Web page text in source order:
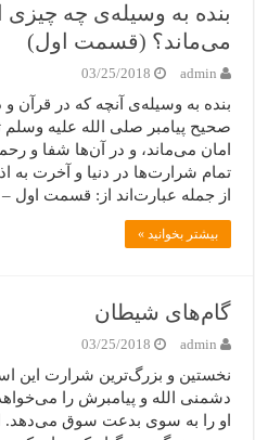
بنده به وسیله‌ی چه چیزی
می‌ماند؟ (قسمت اول)
admin
03/25/2018
بنده به وسیله‌ی آنچه که در قرآن
صحیح پیامبر صلی الله علیه
امان می‌ماند، و در آن‌ها شفا و
تمام شرارت‌ها در دنیا و آخرت به
از جمله عبارت‌اند از: قسمت اول
بیشتر بخوانید »
گام‌های شیطان
admin
03/25/2018
نخستین و بزرگ‌ترین شرارت این
دشمنی الله و پیامبرش را
او را به سوی بدعت سوق می‌دهد.